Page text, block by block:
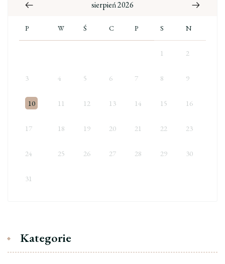
sierpień 2026
P W Ś C P S N
1 2
3 4 5 6 7 8 9
10 11 12 13 14 15 16
17 18 19 20 21 22 23
24 25 26 27 28 29 30
31
Kategorie